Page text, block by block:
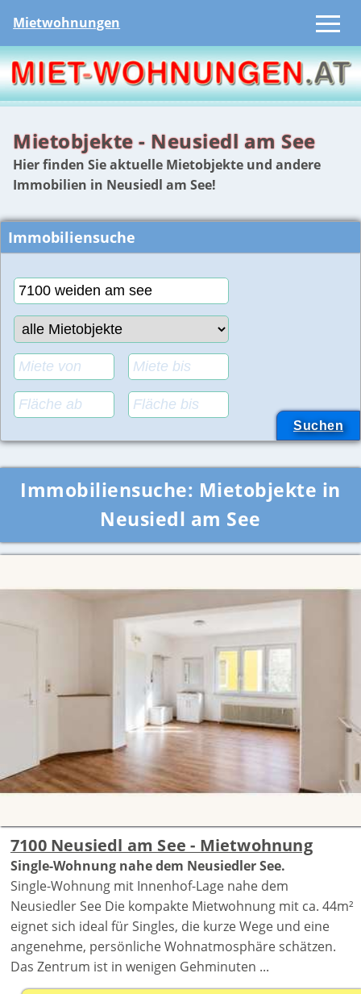
Mietwohnungen
Mietobjekte - Neusiedl am See
Hier finden Sie aktuelle Mietobjekte und andere
Immobilien in Neusiedl am See!
Immobiliensuche
Immobiliensuche: Mietobjekte in
Neusiedl am See
7100 Neusiedl am See - Mietwohnung
Single-Wohnung nahe dem Neusiedler See.
Single-Wohnung mit Innenhof-Lage nahe dem
Neusiedler See Die kompakte Mietwohnung mit ca. 44m²
eignet sich ideal für Singles, die kurze Wege und eine
angenehme, persönliche Wohnatmosphäre schätzen.
Das Zentrum ist in wenigen Gehminuten ...